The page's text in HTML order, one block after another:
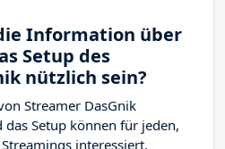
Information über
Setup des
nützlich sein?
Streamer DasGnik
Setup können für jeden,
interessiert,